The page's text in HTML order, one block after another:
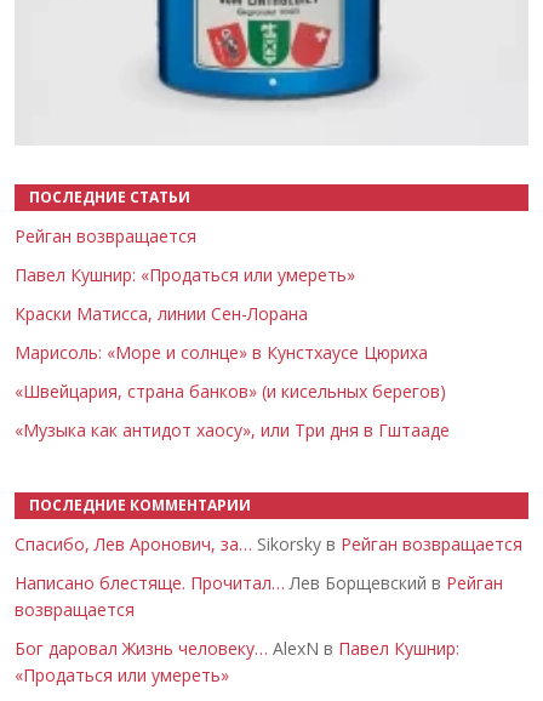
ПОСЛЕДНИЕ СТАТЬИ
Рейган возвращается
Павел Кушнир: «Продаться или умереть»
Краски Матисса, линии Сен-Лорана
Марисоль: «Море и солнце» в Кунстхаусе Цюриха
«Швейцария, страна банков» (и кисельных берегов)
«Музыка как антидот хаосу», или Три дня в Гштааде
ПОСЛЕДНИЕ КОММЕНТАРИИ
Спасибо, Лев Аронович, за… Sikorsky в Рейган возвращается
Написано блестяще. Прочитал… Лев Борщевский в Рейган
возвращается
Бог даровал Жизнь человеку… AlexN в Павел Кушнир:
«Продаться или умереть»